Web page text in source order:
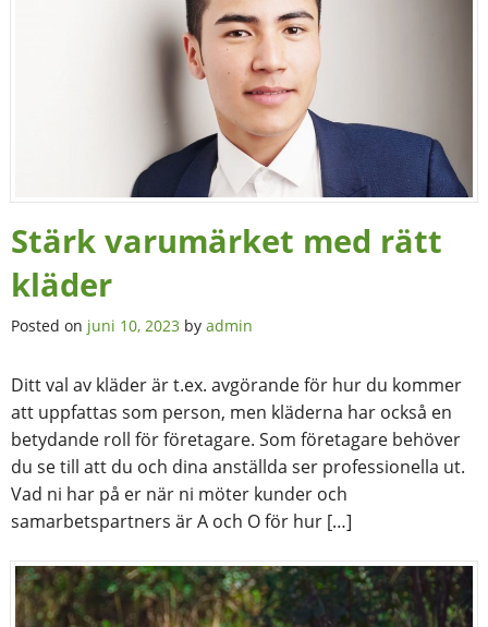
Stärk varumärket med rätt
kläder
Posted on juni 10, 2023 by admin
Ditt val av kläder är t.ex. avgörande för hur du kommer
att uppfattas som person, men kläderna har också en
betydande roll för företagare. Som företagare behöver
du se till att du och dina anställda ser professionella ut.
Vad ni har på er när ni möter kunder och
samarbetspartners är A och O för hur […]